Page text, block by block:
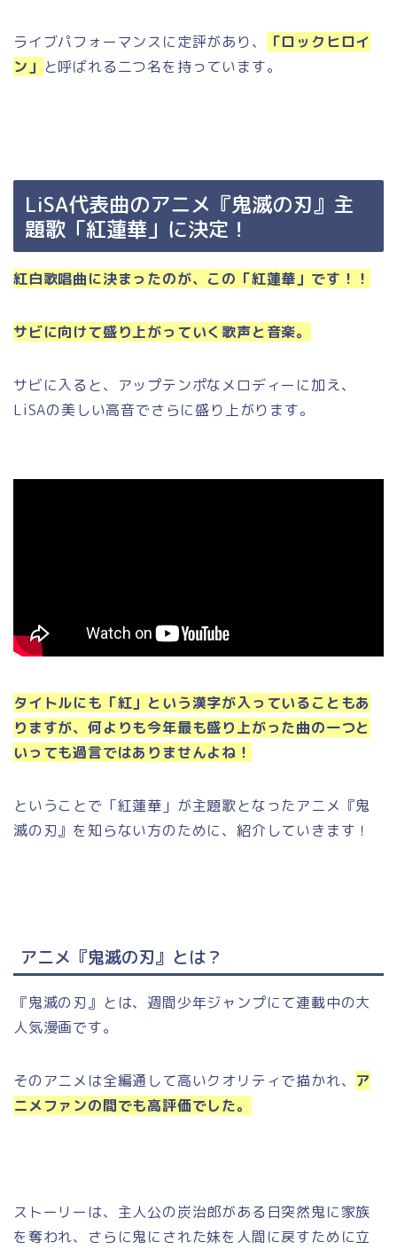
ライブパフォーマンスに定評があり、
「ロックヒロイ
ン」 と呼ばれる二つ名を持っています。
LiSA代表曲のアニメ『鬼滅の刃』主
題歌「紅蓮華」に決定！
紅白歌唱曲に決まったのが、この「紅蓮華」です！！
サビに向けて盛り上がっていく歌声と音楽。
サビに入ると、アップテンポなメロディーに加え、
LiSAの美しい高音でさらに盛り上がります。
タイトルにも「紅」という漢字が入っていることもあ
りますが、何よりも今年最も盛り上がった曲の一つと
いっても過言ではありませんよね！
ということで「紅蓮華」が主題歌となったアニメ『鬼
滅の刃』を知らない方のために、紹介していきます！
アニメ『鬼滅の刃』とは？
『鬼滅の刃』とは、週間少年ジャンプにて連載中の大
人気漫画です。
そのアニメは全編通して高いクオリティで描かれ、 ア
ニメファンの間でも高評価でした。
ストーリーは、主人公の炭治郎がある日突然鬼に家族
を奪われ、さらに鬼にされた妹を人間に戻すために立